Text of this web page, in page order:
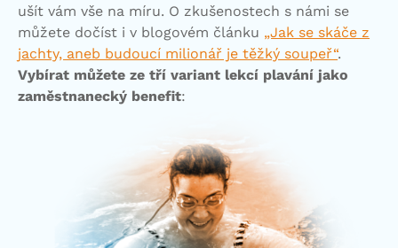
ušít vám vše na míru. O zkušenostech s námi se
můžete dočíst i v blogovém článku „Jak se skáče z
jachty, aneb budoucí milionář je těžký soupeř“.
Vybírat můžete ze tří variant lekcí plavání jako
zaměstnanecký benefit: